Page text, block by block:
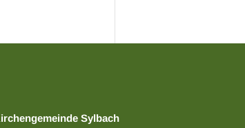
Sylbach